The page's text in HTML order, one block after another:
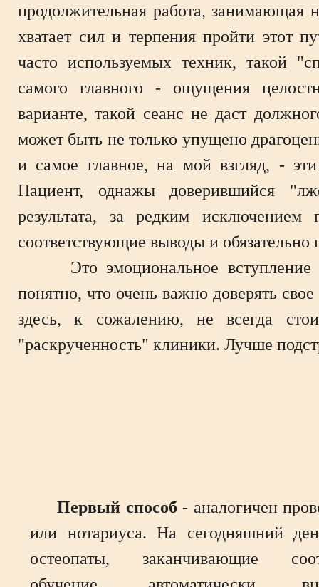
Первый способ - аналогичен
или нотариуса. На сегодняшний
остеопаты, заканчивающие
продолжительная работа, занимающая
хватает сил и терпения пройти этот
часто используемых техник, такой
самого главного - ощущения
варианте, такой сеанс не даст
может быть не только упущено
и самое главное, на мой взгляд, -
Пациент, однажы доверившийся
результата, за редким исключением
соответствующие выводы и
Это эмоциональное вступление я
понятно, что очень важно доверять
здесь, к сожалению, не всегда
"раскрученность" клиники. Лучше